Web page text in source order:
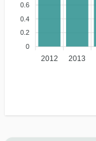
0.6
0.4
0.2
0
2012 2013